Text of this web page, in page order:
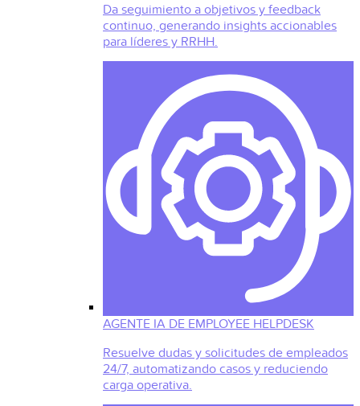
Da seguimiento a objetivos y feedback
continuo, generando insights accionables
para líderes y RRHH.
AGENTE IA DE EMPLOYEE HELPDESK
Resuelve dudas y solicitudes de empleados
24/7, automatizando casos y reduciendo
carga operativa.